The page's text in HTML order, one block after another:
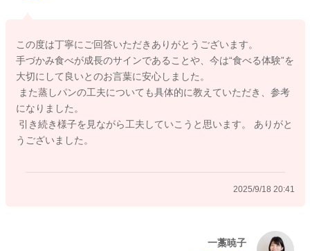
蒸しパンが手にくっつかない工夫としては、きな粉など粉類を
まぶすのも良いと思いますし、小さい型紙で作ってカップごと
持たせてあげたり、小さく切って一つずつラップに包んであげ
るのもおすすめです。
また、材料の水分量が多いと、その分蒸しパンも材料の水分を
吸ってべたつきやすくなりますので、芋やチーズなど水分少な
めの材料で作ってあげるのも良いかと思います。
り、母乳を飲まないなどがあれば小児科の受診をおすすめしま
この度は丁寧にご回答いただきありがとうございます。
手づかみ食べが成長のサインであることや、今は“食べる体験”を
大切にして良いとのお言葉に安心しました。
また蒸しパンの工夫についても具体的に教えていただき、参考
になりました。
引き続き様子を見ながら工夫していこうと思います。 ありがと
うございました。
2025/9/18 20:41
一藁暁子